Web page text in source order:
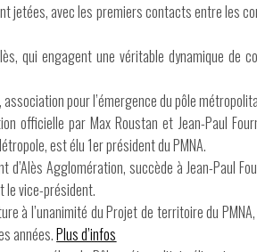
jetées, avec les premiers contacts entre les
qui engagent une véritable dynamique de
association pour l’émergence du pôle
officielle par Max Roustan et Jean-Paul
est élu 1er président du PMNA.
d’Alès Agglomération, succède à Jean-Paul
le vice-président.
à l’unanimité du Projet de territoire du
années.Plus d’infos